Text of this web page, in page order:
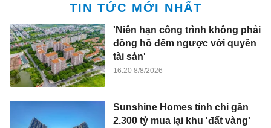
TIN TỨC MỚI NHẤT
'Niên hạn công trình không phải
đồng hồ đếm ngược với quyền
tài sản'
16:20 8/8/2026
Sunshine Homes tính chi gần
2.300 tỷ mua lại khu 'đất vàng'